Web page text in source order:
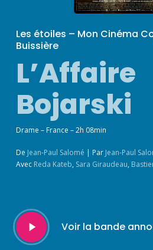
Les étoiles – Mon Cinéma
Buissière
L’Affaire
Bojarski
Drame – France – 2h 08min
De Jean-Paul Salomé | Par Jean-Paul
Avec Reda Kateb, Sara Giraudeau,
Play
Video
Voir la bande